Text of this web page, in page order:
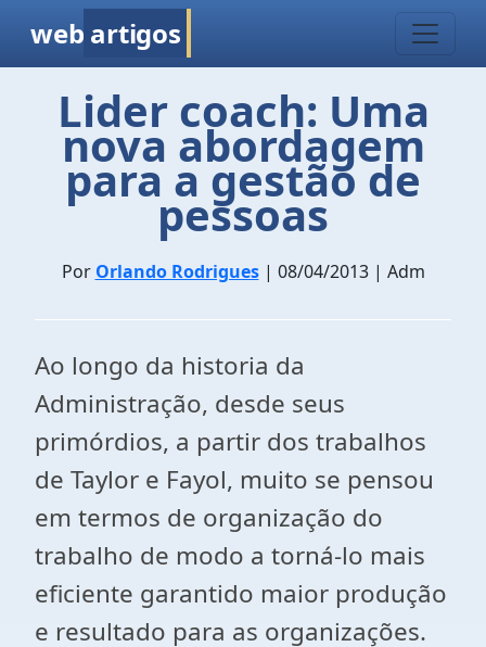
web artigos
Lider coach: Uma
nova abordagem
para a gestão de
pessoas
Por Orlando Rodrigues| 08/04/2013 | Adm
Ao longo da historia da
Administração, desde seus
primórdios, a partir dos trabalhos
de Taylor e Fayol, muito se pensou
em termos de organização do
trabalho de modo a torná-lo mais
eficiente garantido maior produção
e resultado para as organizações.